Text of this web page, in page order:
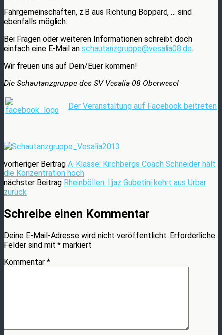
Fahrgemeinschaften, z.B aus Richtung Boppard, … sind
ebenfalls möglich.
Bei Fragen oder weiteren Informationen schreibt doch
einfach eine E-Mail an schautanzgruppe@vesalia08.de.
Wir freuen uns auf Dein/Euer kommen!
Die Schautanzgruppe des SV Vesalia 08 Oberwesel
Der Veranstaltung auf Facebook beitreten
vorheriger Beitrag A-Klasse: Kirchbergs Coach Schneider hält
die Konzentration hoch
nächster Beitrag Rheinböllen: Iljaz Gubetini kehrt aus Urbar
zurück
Schreibe einen Kommentar
Deine E-Mail-Adresse wird nicht veröffentlicht. Erforderliche
Felder sind mit * markiert
Kommentar *